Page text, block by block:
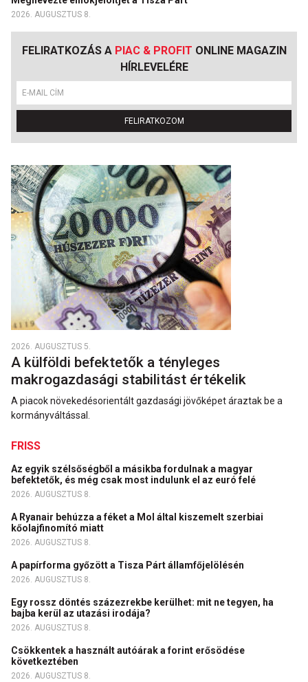
2026. AUGUSZTUS 8.
FELIRATKOZÁS A PIAC & PROFIT ONLINE MAGAZIN
HÍRLEVELÉRE
FELIRATKOZOM
2026. AUGUSZTUS 5.
A külföldi befektetők a tényleges
makrogazdasági stabilitást értékelik
A piacok növekedésorientált gazdasági jövőképet áraztak be a
kormányváltással.
FRISS
Az egyik szélsőségből a másikba fordulnak a magyar
befektetők, és még csak most indulunk el az euró felé
2026. AUGUSZTUS 8.
A Ryanair behúzza a féket a Mol által kiszemelt szerbiai
kőolajfinomító miatt
2026. AUGUSZTUS 8.
A papírforma győzött a Tisza Párt államfőjelölésén
2026. AUGUSZTUS 8.
Egy rossz döntés százezrekbe kerülhet: mit ne tegyen, ha
bajba kerül az utazási irodája?
2026. AUGUSZTUS 8.
Csökkentek a használt autóárak a forint erősödése
következtében
2026. AUGUSZTUS 8.